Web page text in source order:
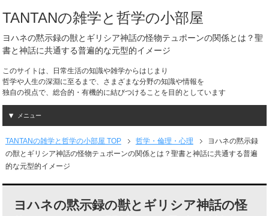
TANTANの雑学と哲学の小部屋
ヨハネの黙示録の獣とギリシア神話の怪物テュポーンの関係とは？聖
書と神話に共通する普遍的な元型的イメージ
このサイトは、日常生活の知識や雑学からはじまり
哲学や人生の深淵に至るまで、さまざまな分野の知識や情報を
独自の視点で、総合的・有機的に結びつけることを目的としています
メニュー
TANTANの雑学と哲学の小部屋 TOP 哲学・倫理・心理
ヨハネの黙示録
の獣とギリシア神話の怪物テュポーンの関係とは？聖書と神話に共通する普遍
的な元型的イメージ
ヨハネの黙示録の獣とギリシア神話の怪